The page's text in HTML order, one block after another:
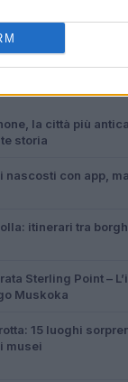
la città più
storia
nascosti con app,
itinerari tra
Sterling Point –
Muskoka
15 luoghi
musei